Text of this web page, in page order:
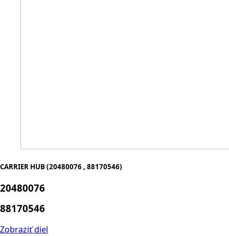
CARRIER HUB (20480076 , 88170546)
20480076
88170546
Zobraziť diel